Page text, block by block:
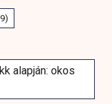
alapján: okos